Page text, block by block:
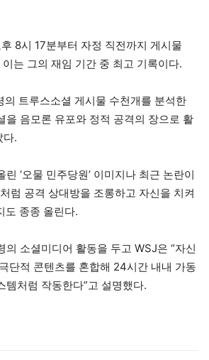
8시 17분부터 자정 직전까지 게시물
는 그의 재임 기간 중 최고 기록이다.
의 트루스소셜 게시물 수천개를 분석한
을 음모론 유포와 정적 공격의 장으로 활
다.
‘오물 민주당원’ 이미지나 최근 논란이
처럼 공격 상대방을 조롱하고 자신을 치켜
도 종종 올린다.
의 소셜미디어 활동을 두고 WSJ은 “자신
단적 콘텐츠를 혼합해 24시간 내내 가동
템처럼 작동한다”고 설명했다.